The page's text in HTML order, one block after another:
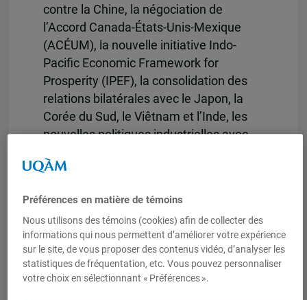
contre la Chine, la négociation de
l’Accord Canada-États-Unis-Mexique
(ACÉUM), la nouvelle initiative Indo-
Pacific Economic Framework for
Prosperity (IPEF), la consolidation des
relations bilatérales avec le Japon, la
Corée du Sud, le Viêtnam et l’Inde, les
nouvelles politiques industrielles avec
Reduction Act (IRA) et du Chips and
De Trump à Biden, quels changements
dans la politique commerciale des États-
Unis ?
Ce séminaire a pour objectif de discuter
de l’apparition ou non d’une nouvelle
Préférences en matière de témoins
Nous utilisons des témoins (cookies) afin de collecter des
informations qui nous permettent d’améliorer votre expérience
sur le site, de vous proposer des contenus vidéo, d’analyser les
statistiques de fréquentation, etc. Vous pouvez personnaliser
votre choix en sélectionnant « Préférences ».